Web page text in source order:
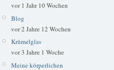
vor 1 Jahr 10 Wochen
Blog
vor 2 Jahre 12 Wochen
Krümelglas
vor 3 Jahre 1 Woche
Meine körperlichen